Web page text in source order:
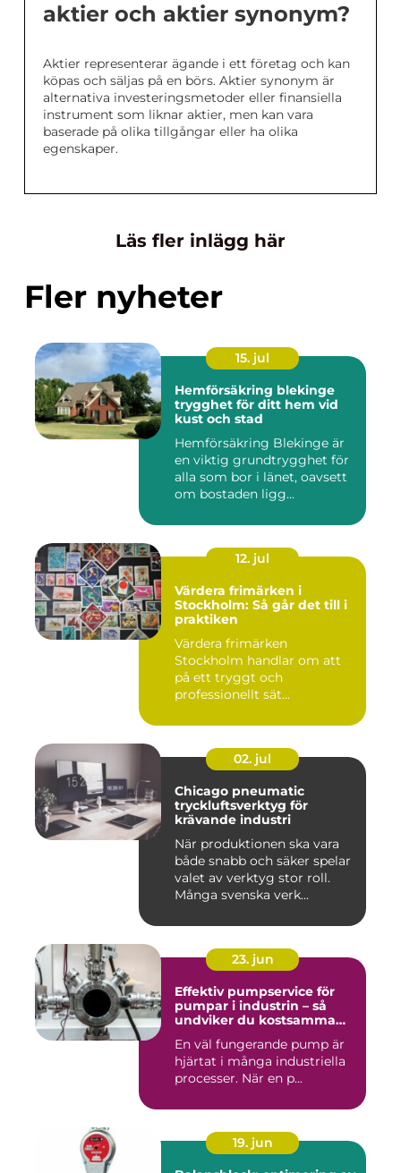
aktier och aktier synonym?
Aktier representerar ägande i ett företag och kan
köpas och säljas på en börs. Aktier synonym är
alternativa investeringsmetoder eller finansiella
instrument som liknar aktier, men kan vara
baserade på olika tillgångar eller ha olika
egenskaper.
Läs fler inlägg här
Fler nyheter
15. jul
Hemförsäkring blekinge
trygghet för ditt hem vid
kust och stad
Hemförsäkring Blekinge är
en viktig grundtrygghet för
alla som bor i länet, oavsett
om bostaden ligg...
12. jul
Värdera frimärken i
Stockholm: Så går det till i
praktiken
Värdera frimärken
Stockholm handlar om att
på ett tryggt och
professionellt sät...
02. jul
Chicago pneumatic
tryckluftsverktyg för
krävande industri
När produktionen ska vara
både snabb och säker spelar
valet av verktyg stor roll.
Många svenska verk...
23. jun
Effektiv pumpservice för
pumpar i industrin – så
undviker du kostsamma
En väl fungerande pump är
hjärtat i många industriella
processer. När en p...
19. jun